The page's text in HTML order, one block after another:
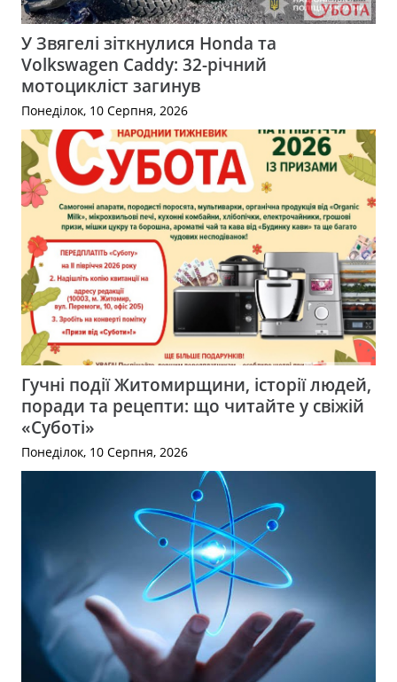
У Звягелі зіткнулися Honda та
Volkswagen Caddy: 32-річний
мотоцикліст загинув
Понеділок, 10 Серпня, 2026
Гучні події Житомирщини, історії людей,
поради та рецепти: що читайте у свіжій
«Суботі»
Понеділок, 10 Серпня, 2026